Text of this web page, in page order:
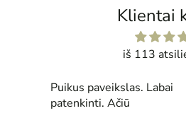
Klientai
iš 113
Puikus paveikslas. Labai
patenkinti. Ačiū